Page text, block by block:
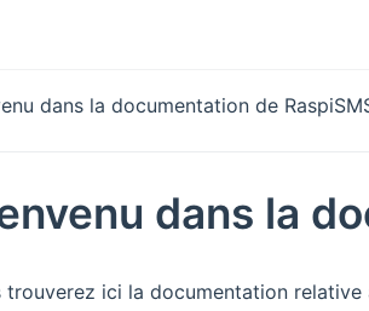
dans la documentation de
dans la
trouverez ici la documentation